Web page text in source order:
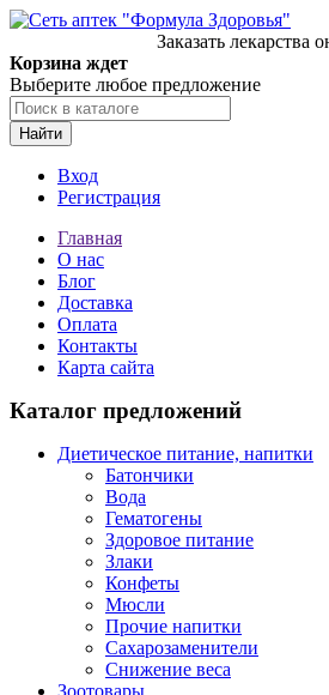
Заказать лекарства
Корзина ждет
Выберите любое предложение
Найти
Вход
Регистрация
Главная
О нас
Блог
Доставка
Оплата
Контакты
Карта сайта
Каталог предложений
Диетическое питание, напитки
Батончики
Вода
Гематогены
Здоровое питание
Злаки
Конфеты
Мюсли
Прочие напитки
Сахарозаменители
Снижение веса
Зоотовары